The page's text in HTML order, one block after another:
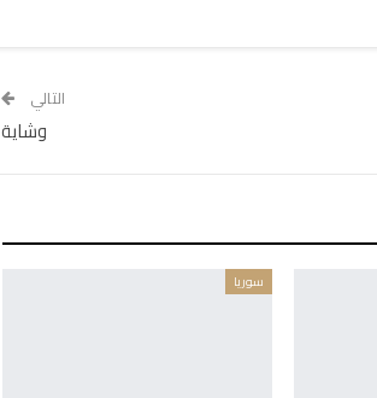
التالي
وشاية
سوريا